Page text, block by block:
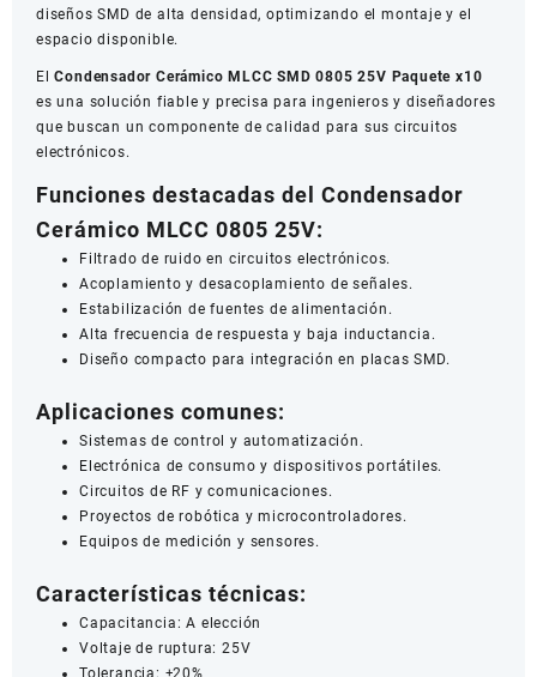
diseños SMD de alta densidad, optimizando el montaje y el
espacio disponible.
ElCondensador Cerámico MLCC SMD 0805 25V Paquete x10
es una solución fiable y precisa para ingenieros y diseñadores
que buscan un componente de calidad para sus circuitos
electrónicos.
Funciones destacadas del Condensador
Cerámico MLCC 0805 25V:
Filtrado de ruido en circuitos electrónicos.
Acoplamiento y desacoplamiento de señales.
Estabilización de fuentes de alimentación.
Alta frecuencia de respuesta y baja inductancia.
Diseño compacto para integración en placas SMD.
Aplicaciones comunes:
Sistemas de control y automatización.
Electrónica de consumo y dispositivos portátiles.
Circuitos de RF y comunicaciones.
Proyectos de robótica y microcontroladores.
Equipos de medición y sensores.
Características técnicas:
Capacitancia: A elección
Voltaje de ruptura: 25V